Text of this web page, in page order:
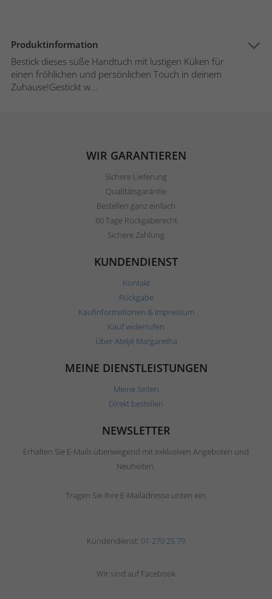
Produktinformation
Bestick dieses süße Handtuch mit lustigen Küken für
einen fröhlichen und persönlichen Touch in deinem
Zuhause!Gestickt w...
WIR GARANTIEREN
Sichere Lieferung
Qualitätsgarantie
Bestellen ganz einfach
60 Tage Rückgaberecht
Sichere Zahlung
KUNDENDIENST
Kontakt
Rückgabe
Kaufinformationen & Impressum
Kauf widerrufen
Über Ateljé Margaretha
MEINE DIENSTLEISTUNGEN
Meine Seiten
Direkt bestellen
NEWSLETTER
Erhalten Sie E-Mails überwiegend mit exklusiven Angeboten und
Neuheiten.
Tragen Sie Ihre E-Mailadresse unten ein.
Kundendienst: 01-270 25 79
Wir sind auf Facebook